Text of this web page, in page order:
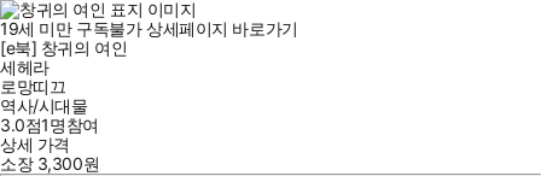
19세 미만 구독불가 상세페이지 바로가기
[e북] 창귀의 여인
세헤라
로망띠끄
역사/시대물
3.0점1명참여
상세 가격
소장 3,300원